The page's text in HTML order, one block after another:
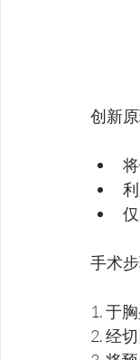
创新原
手术步
1. 于
2. 经